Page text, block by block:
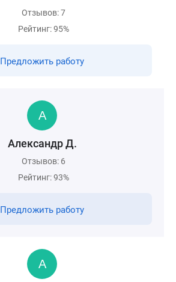
Отзывов: 7
Рейтинг: 95%
Предложить работу
Александр Д.
Отзывов: 6
Рейтинг: 93%
Предложить работу